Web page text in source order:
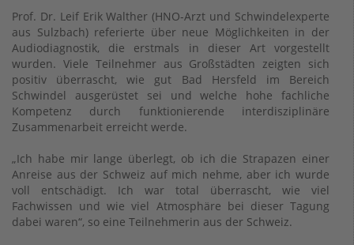
Prof. Dr. Leif Erik Walther (HNO-Arzt und Schwindelexperte
aus Sulzbach) referierte über neue Möglichkeiten in der
Audiodiagnostik, die erstmals in dieser Art vorgestellt
wurden. Viele Teilnehmer aus Großstädten zeigten sich
positiv überrascht, wie gut Bad Hersfeld im Bereich
Schwindel ausgerüstet sei und welche hohe fachliche
Kompetenz durch funktionierende interdisziplinäre
Zusammenarbeit erreicht werde.
„Ich habe mir lange überlegt, ob ich die Strapazen einer
Anreise aus der Schweiz auf mich nehme, aber ich wurde
voll entschädigt. Ich war total überrascht, wie viel
Fachwissen und wie viel Atmosphäre bei dieser Tagung
dabei waren“, so eine Teilnehmerin aus der Schweiz.